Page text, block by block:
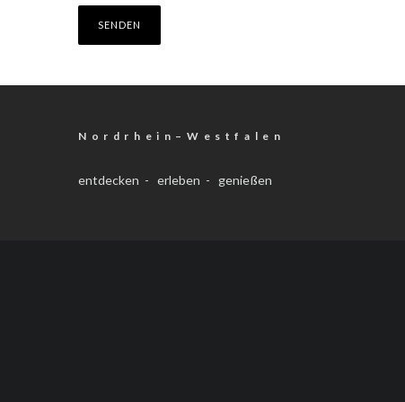
N o r d r h e i n – W e s t f a l e n
entdecken - erleben - genießen